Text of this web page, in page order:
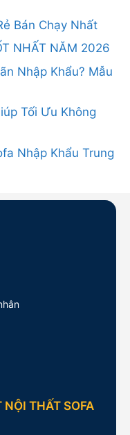
Bán Chạy Nhất
NHẤT NĂM 2026
Nhập Khẩu? Mẫu
Tối Ưu Không
Nhập Khẩu Trung
THẤT SOFA